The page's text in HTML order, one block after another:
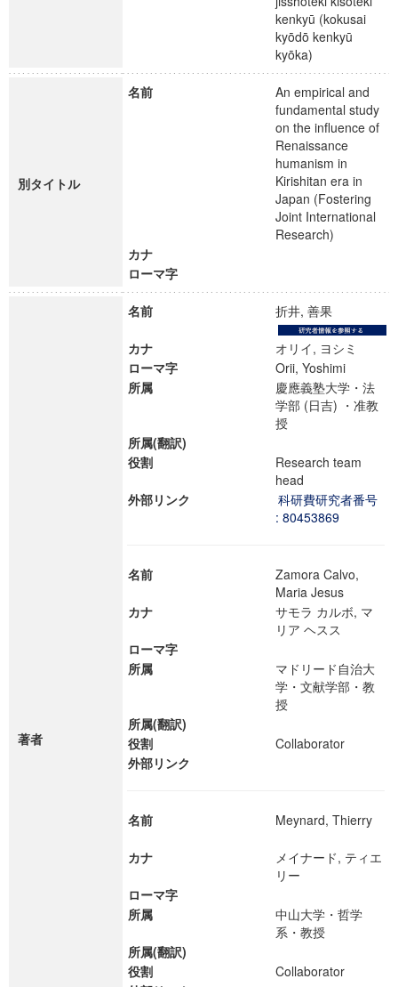
kenkyū (kokusai
kyōdō kenkyū
kyōka)
別タイトル
名前
An empirical and
fundamental study
on the influence of
Renaissance
humanism in
Kirishitan era in
Japan (Fostering
Joint International
Research)
カナ
ローマ字
著者
名前 折井, 善果
カナ
オリイ, ヨシミ
ローマ字
Orii, Yoshimi
所属
慶應義塾大学・法
学部 (日吉) ・准教
授
所属(翻訳)
役割
Research team
head
外部リンク
科研費研究者番号
: 80453869
名前
Zamora Calvo,
Maria Jesus
カナ
サモラ カルボ, マ
リア ヘスス
ローマ字
所属
マドリード自治大
学・文献学部・教
授
所属(翻訳)
役割
Collaborator
外部リンク
名前 Meynard, Thierry
カナ
メイナード, ティエ
リー
ローマ字
所属
中山大学・哲学
系・教授
所属(翻訳)
役割
Collaborator